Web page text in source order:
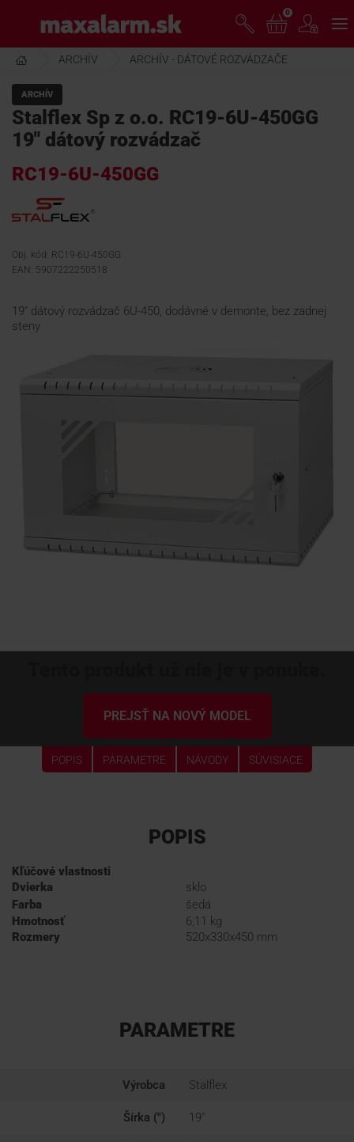
hlavnému
obsahu
www.maxalarm.sk
AKCIA MESIACA
PRODUKTY
PODPORA
KONTAKTY
0
ARCHÍV ARCHÍV - DÁTOVÉ ROZVÁDZAČE
ARCHÍV
Stalflex Sp z o.o. RC19-6U-450GG
19" dátový rozvádzač
RC19-6U-450GG
Obj. kód: RC19-6U-450GG
EAN: 5907222250518
19" dátový rozvádzač 6U-450, dodávné v demonte, bez zadnej
steny
PREJSŤ NA NOVÝ MODEL
POPIS PARAMETRE NÁVODY SÚVISIACE
POPIS
Kľúčové vlastnosti
Dvierka
sklo
Farba
šedá
Hmotnosť
6,11 kg
Rozmery
520x330x450 mm
PARAMETRE
Výrobca Stalflex
Šírka (") 19"